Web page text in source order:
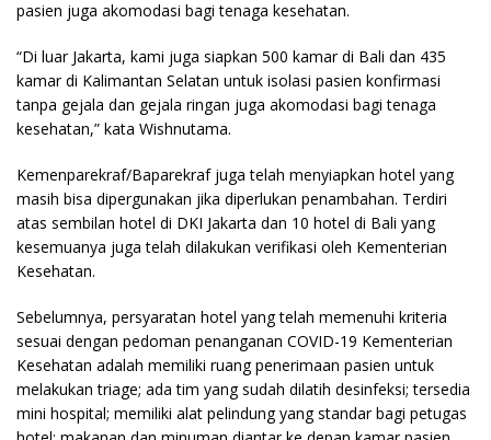
pasien juga akomodasi bagi tenaga kesehatan.
“Di luar Jakarta, kami juga siapkan 500 kamar di Bali dan 435
kamar di Kalimantan Selatan untuk isolasi pasien konfirmasi
tanpa gejala dan gejala ringan juga akomodasi bagi tenaga
kesehatan,” kata Wishnutama.
Kemenparekraf/Baparekraf juga telah menyiapkan hotel yang
masih bisa dipergunakan jika diperlukan penambahan. Terdiri
atas sembilan hotel di DKI Jakarta dan 10 hotel di Bali yang
kesemuanya juga telah dilakukan verifikasi oleh Kementerian
Kesehatan.
Sebelumnya, persyaratan hotel yang telah memenuhi kriteria
sesuai dengan pedoman penanganan COVID-19 Kementerian
Kesehatan adalah memiliki ruang penerimaan pasien untuk
melakukan triage; ada tim yang sudah dilatih desinfeksi; tersedia
mini hospital; memiliki alat pelindung yang standar bagi petugas